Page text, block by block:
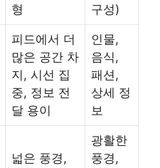
형
구성)
피드에서 더
많은 공간 차
지, 시선 집
중, 정보 전
달 용이
인물,
음식,
패션,
상세 정
보
넓은 풍경,
광활한
풍경,